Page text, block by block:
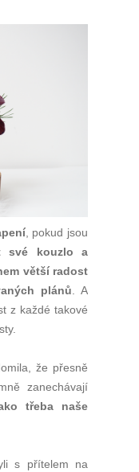
, pokud jsou
své kouzlo a
větší radost
plánů. A
z každé takové
že přesně
zanechávají
třeba naše
s přítelem na